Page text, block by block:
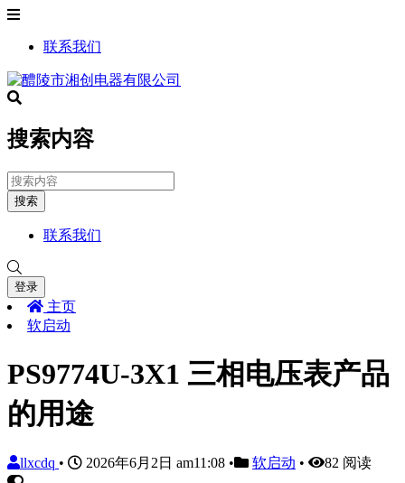
联系我们
搜索内容
搜索
联系我们
登录
主页
软启动
PS9774U-3X1 三相电压表产品
的用途
llxcdq • 2026年6月2日 am11:08 • 软启动 • 82 阅读